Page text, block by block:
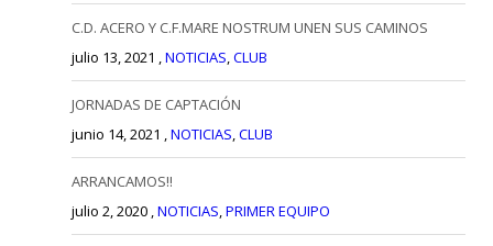
C.D. ACERO Y C.F.MARE NOSTRUM UNEN SUS CAMINOS
julio 13, 2021 ,NOTICIAS ,CLUB
JORNADAS DE CAPTACIÓN
junio 14, 2021 ,NOTICIAS ,CLUB
ARRANCAMOS!!
julio 2, 2020 ,NOTICIAS ,PRIMER EQUIPO